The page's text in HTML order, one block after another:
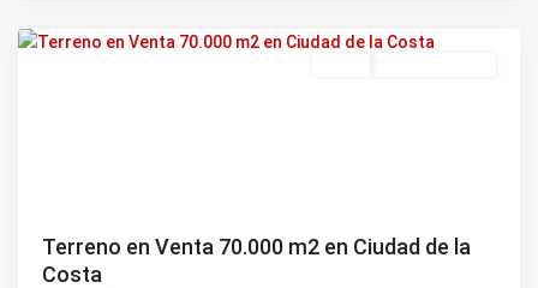
Terreno en Venta 70.000 m2 en Ciudad de la
Costa